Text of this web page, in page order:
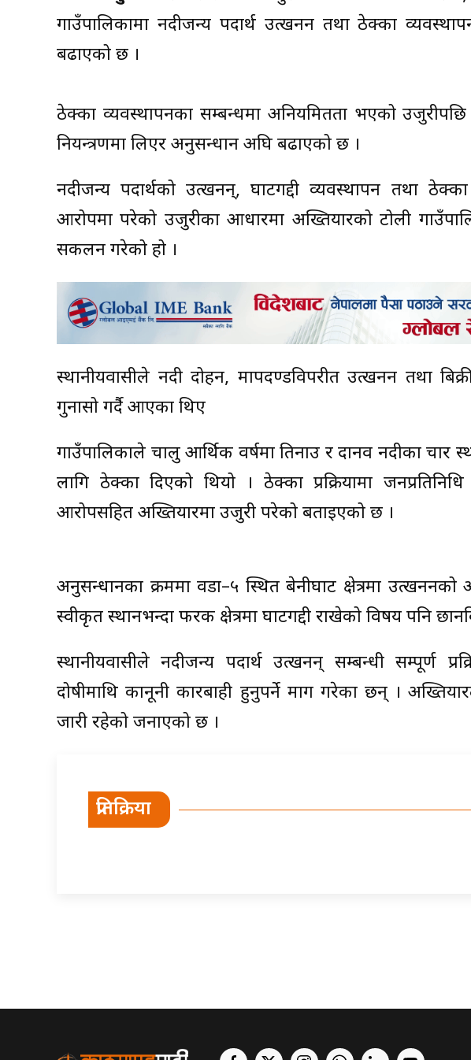
गाउँपालिकामा नदीजन्य पदार्थ उत्खनन तथा ठेक्का
बढाएको छ ।
ठेक्का व्यवस्थापनका सम्बन्धमा अनियमितता भएको
नियन्त्रणमा लिएर अनुसन्धान अघि बढाएको छ ।
नदीजन्य पदार्थको उत्खनन्, घाटगद्दी व्यवस्थापन तथा ठेक्का
आरोपमा परेको उजुरीका आधारमा अख्तियारको टोली
स‌कलन गरेको हो ।
स्थानीयवासीले नदी दोहन, मापदण्डविपरीत उत्खनन तथा
गुनासो गर्दै आएका थिए
गाउँपालिकाले चालु आर्थिक वर्षमा तिनाउ र दानव नदीका चार
लागि ठेक्का दिएको थियो । ठेक्का प्रक्रियामा
आरोपसहित अख्तियारमा उजुरी परेको बताइएको छ ।
अनुसन्धानका क्रममा वडा–५ स्थित बेनीघाट क्षेत्रमा
स्वीकृत स्थानभन्दा फरक क्षेत्रमा घाटगद्दी राखेको विषय पनि
स्थानीयवासीले नदीजन्य पदार्थ उत्खनन् सम्बन्धी सम्पूर्ण
दोषीमाथि कानूनी कारबाही हुनुपर्ने माग गरेका छन् ।
जारी रहेको जनाएको छ ।
प्रतिक्रिया